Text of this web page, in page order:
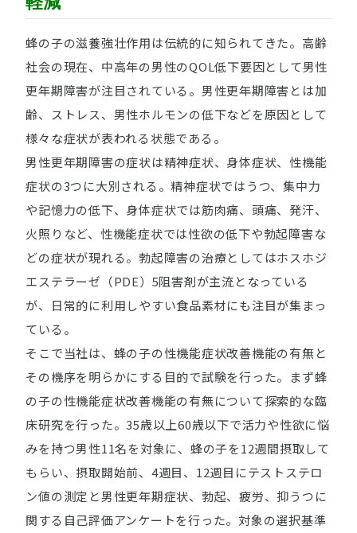
蜂の子の滋養強壮作用は伝統的に知られてきた。高齢
社会の現在、中高年の男性のQOL低下要因として男性
更年期障害が注目されている。男性更年期障害とは加
齢、ストレス、男性ホルモンの低下などを原因として
様々な症状が表われる状態である。
男性更年期障害の症状は精神症状、身体症状、性機能
症状の3つに大別される。精神症状ではうつ、集中力
や記憶力の低下、身体症状では筋肉痛、頭痛、発汗、
火照りなど、性機能症状では性欲の低下や勃起障害な
どの症状が現れる。勃起障害の治療としてはホスホジ
エステラーゼ（PDE）5阻害剤が主流となっている
が、日常的に利用しやすい食品素材にも注目が集まっ
ている。
そこで当社は、蜂の子の性機能症状改善機能の有無と
その機序を明らかにする目的で試験を行った。まず蜂
の子の性機能症状改善機能の有無について探索的な臨
床研究を行った。35歳以上60歳以下で活力や性欲に悩
みを持つ男性11名を対象に、蜂の子を12週間摂取して
もらい、摂取開始前、4週目、12週目にテストステロ
ン値の測定と男性更年期症状、勃起、疲労、抑うつに
関する自己評価アンケートを行った。対象の選択基準